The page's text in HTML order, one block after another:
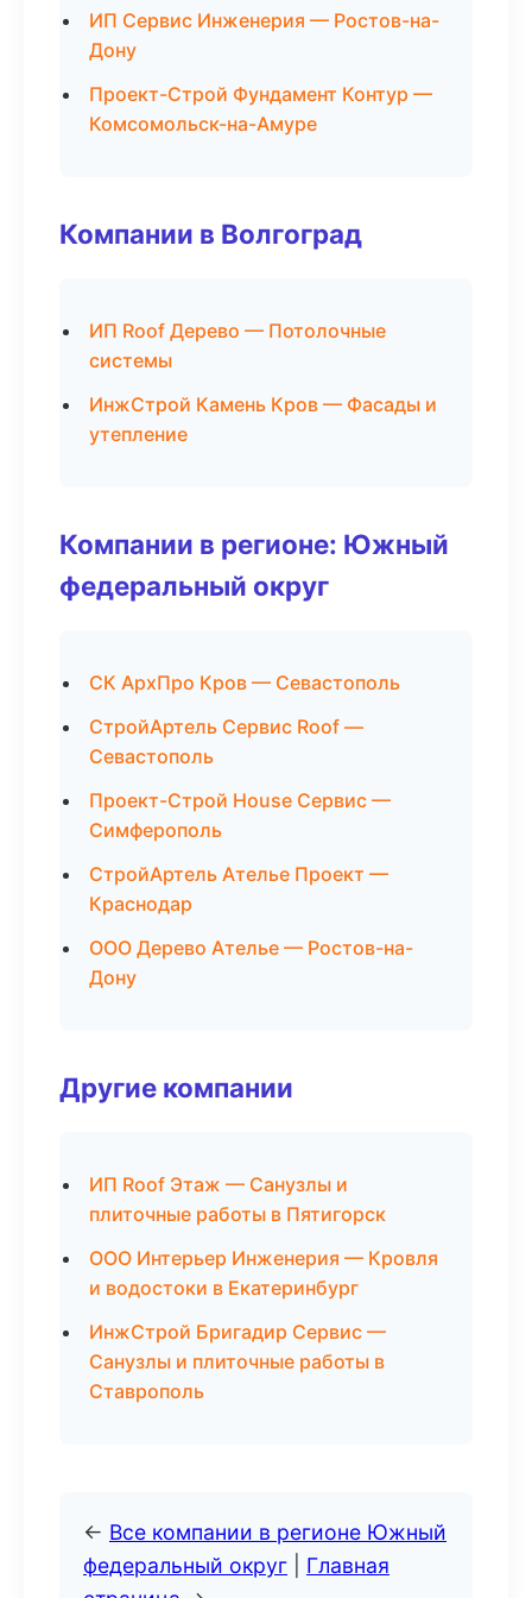
ИП Сервис Инженерия — Ростов-на-
Дону
Проект-Строй Фундамент Контур —
Комсомольск-на-Амуре
Компании в Волгоград
ИП Roof Дерево — Потолочные
системы
ИнжСтрой Камень Кров — Фасады и
утепление
Компании в регионе: Южный
федеральный округ
СК АрхПро Кров — Севастополь
СтройАртель Сервис Roof —
Севастополь
Проект-Строй House Сервис —
Симферополь
СтройАртель Ателье Проект —
Краснодар
ООО Дерево Ателье — Ростов-на-
Дону
Другие компании
ИП Roof Этаж — Санузлы и
плиточные работы в Пятигорск
ООО Интерьер Инженерия — Кровля
и водостоки в Екатеринбург
ИнжСтрой Бригадир Сервис —
Санузлы и плиточные работы в
Ставрополь
← Все компании в регионе Южный
федеральный округ
Главная